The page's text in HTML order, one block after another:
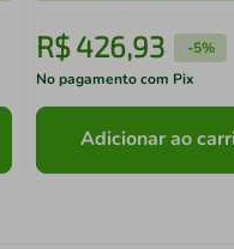
R$ 426,93 -5%
No pagamento com Pix
Adicionar ao